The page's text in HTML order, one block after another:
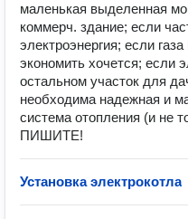
маленькая выделенная
коммерч. здание; если
электроэнергия; если
экономить хочется; если
остальном участок для
необходима надежная и
система отопления (и не
ПИШИТЕ!
Установка электрокотла